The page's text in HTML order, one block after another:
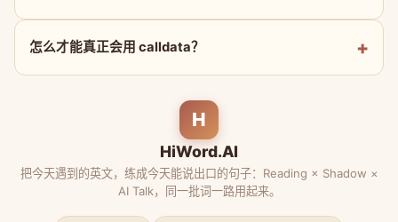
怎么才能真正会用 calldata？
H
HiWord.AI
把今天遇到的英文，练成今天能说出口的句子：Reading × Shadow ×
AI Talk，同一批词一路用起来。